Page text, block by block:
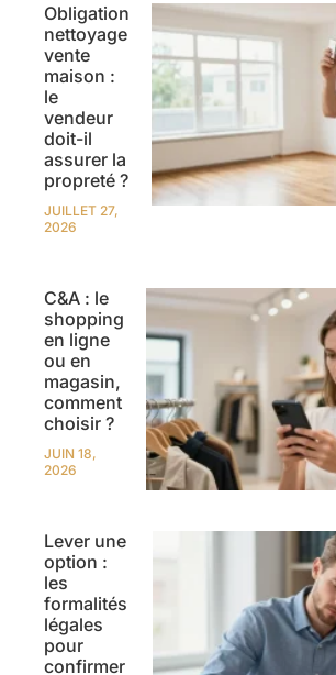
Obligation
nettoyage
vente
maison :
le
vendeur
doit-il
assurer la
propreté ?
JUILLET 27,
2026
C&A : le
shopping
en ligne
ou en
magasin,
comment
choisir ?
JUIN 18,
2026
Lever une
option :
les
formalités
légales
pour
confirmer